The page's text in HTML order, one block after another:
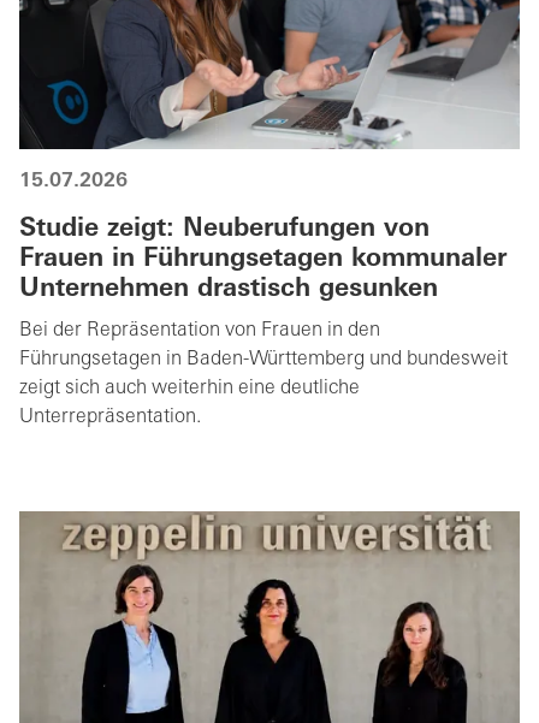
15.07.2026
Studie zeigt: Neuberufungen von
Frauen in Führungsetagen kommunaler
Unternehmen drastisch gesunken
Bei der Repräsentation von Frauen in den
Führungsetagen in Baden-Württemberg und bundesweit
zeigt sich auch weiterhin eine deutliche
Unterrepräsentation.